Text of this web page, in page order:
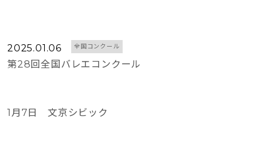
2025.01.06 全国コンクール
第28回全国バレエコンクール
1月7日 文京シビック